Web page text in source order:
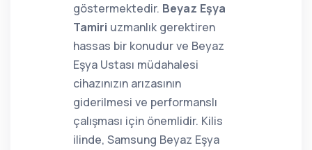
göstermektedir. Beyaz Eşya
Tamiri uzmanlık gerektiren
hassas bir konudur ve Beyaz
Eşya Ustası müdahalesi
cihazınızın arızasının
giderilmesi ve performanslı
çalışması için önemlidir. Kilis
ilinde, Samsung Beyaz Eşya